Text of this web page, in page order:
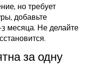
но требует
добавьте
месяца. Не делайте
за одну